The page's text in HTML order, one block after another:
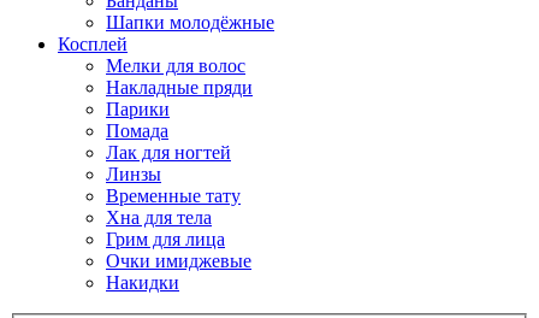
Шапки молодёжные
Косплей
Мелки для волос
Накладные пряди
Парики
Помада
Лак для ногтей
Линзы
Временные тату
Хна для тела
Грим для лица
Очки имиджевые
Накидки